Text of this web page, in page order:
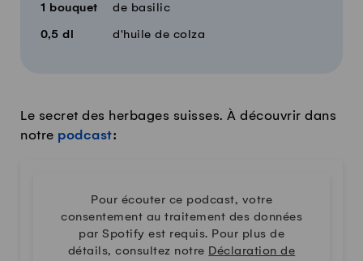
1 bouquet de basilic
0,5 dl d'huile de colza
Le secret des herbages suisses. À découvrir dans
notre podcast:
Pour écouter ce podcast, votre
consentement au traitement des données
par Spotify est requis. Pour plus de
détails, consultez notre Déclaration de